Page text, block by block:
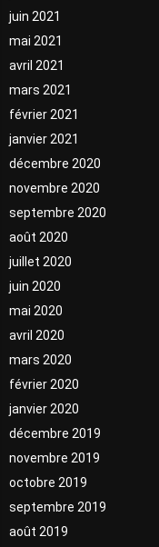
juin 2021
mai 2021
avril 2021
mars 2021
février 2021
janvier 2021
décembre 2020
novembre 2020
septembre 2020
août 2020
juillet 2020
juin 2020
mai 2020
avril 2020
mars 2020
février 2020
janvier 2020
décembre 2019
novembre 2019
octobre 2019
septembre 2019
août 2019